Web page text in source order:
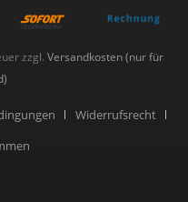
zzgl. Versandkosten (nur für
Widerrufsrecht